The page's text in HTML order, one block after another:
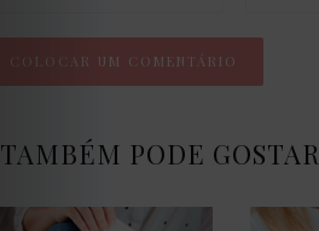
TAMBÉM PODE GOSTAR